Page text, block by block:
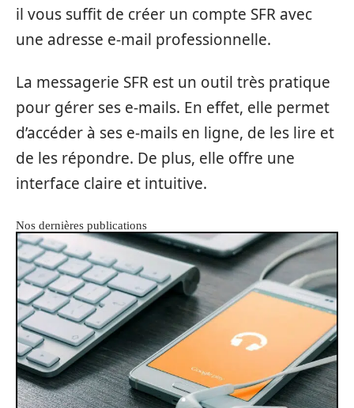
il vous suffit de créer un compte SFR avec
une adresse e-mail professionnelle.
La messagerie SFR est un outil très pratique
pour gérer ses e-mails. En effet, elle permet
d’accéder à ses e-mails en ligne, de les lire et
de les répondre. De plus, elle offre une
interface claire et intuitive.
Nos dernières publications